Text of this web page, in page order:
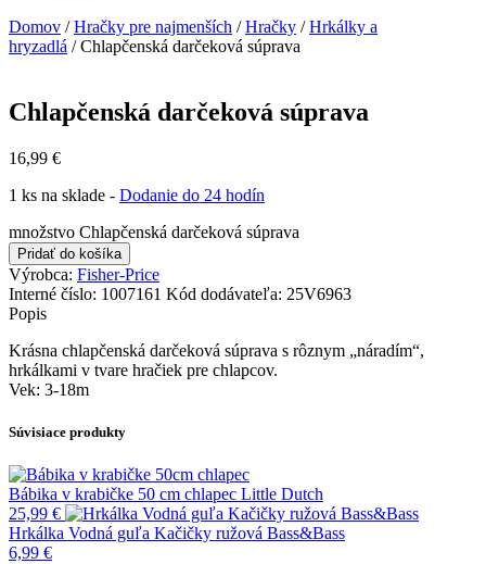
Domov /Hračky pre najmenších /Hračky /Hrkálky a
hryzadlá / Chlapčenská darčeková súprava
Chlapčenská darčeková súprava
16,99 €
1 ks na sklade - Dodanie do 24 hodín
množstvo Chlapčenská darčeková súprava
Pridať do košíka
Výrobca: Fisher-Price
Interné číslo: 1007161 Kód dodávateľa: 25V6963
Popis
Krásna chlapčenská darčeková súprava s rôznym „náradím“,
hrkálkami v tvare hračiek pre chlapcov.
Vek: 3-18m
Súvisiace produkty
Bábika v krabičke 50 cm chlapec Little Dutch
25,99 €
Hrkálka Vodná guľa Kačičky ružová Bass&Bass
6,99 €